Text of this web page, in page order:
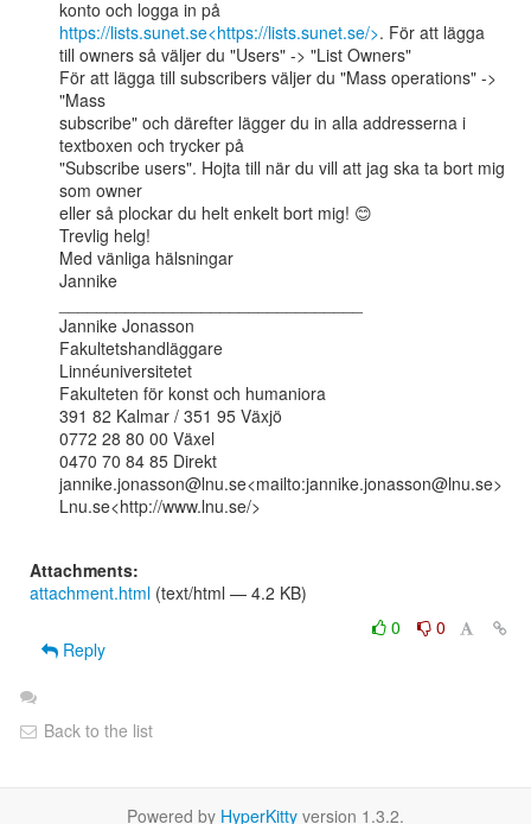
https://lists.sunet.se<https://lists.sunet.se/>. För att lägga
till owners så väljer du "Users" -> "List Owners"
För att lägga till subscribers väljer du "Mass operations" ->
"Mass
subscribe" och därefter lägger du in alla addresserna i
textboxen och trycker på
"Subscribe users". Hojta till när du vill att jag ska ta bort mig
som owner
eller så plockar du helt enkelt bort mig! 😊
Trevlig helg!
Med vänliga hälsningar
Jannike
Jannike Jonasson
Fakultetshandläggare
Linnéuniversitetet
Fakulteten för konst och humaniora
391 82 Kalmar / 351 95 Växjö
0772 28 80 00 Växel
0470 70 84 85 Direkt
jannike.jonasson@lnu.se<mailto:jannike.jonasson@lnu.se>
Lnu.se<http://www.lnu.se/>
Attachments:
attachment.html (text/html — 4.2 KB)
0
0
Reply
Back to the list
Powered by HyperKitty version 1.3.2.